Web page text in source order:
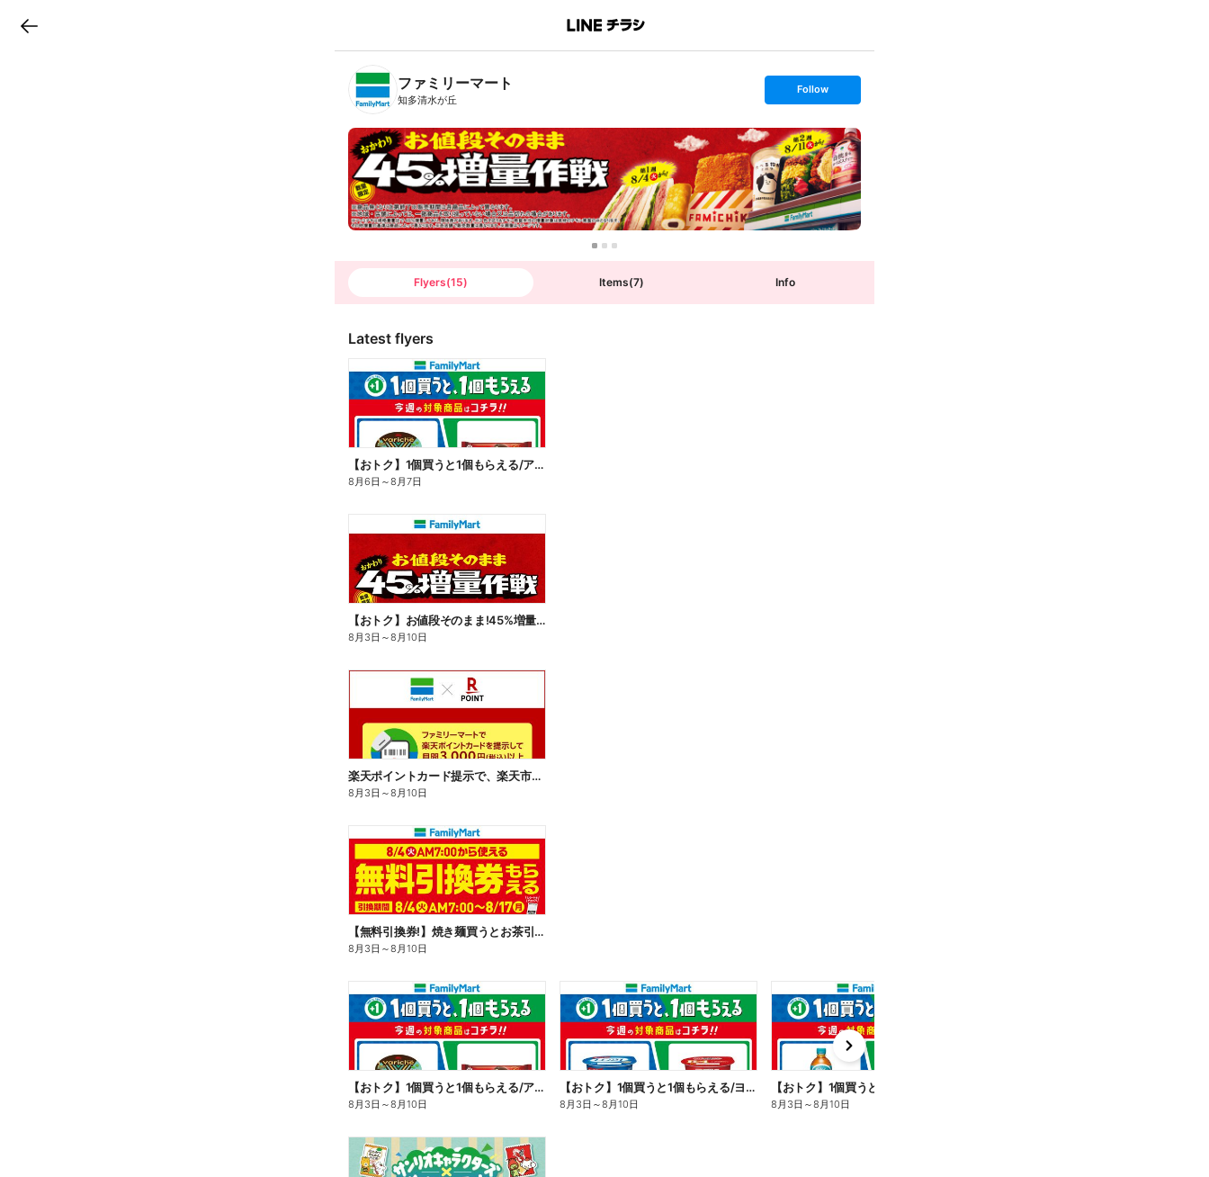
B
n
T
ファミリーマート
知多清水が丘
s
t
o
l
l
o
w
Follow
Flyers(15) Items(7) Info
Latest flyers
【おトク】1個買うと1個もらえる/アイス
8月6日 ～8月7日
【おトク】お値段そのまま!45%増量作戦!
8月3日 ～8月10日
楽天ポイントカード提示で、楽天市場でのお買い物がおトクに!
8月3日 ～8月10日
【無料引換券!】焼き麺買うとお茶引換券貰える!
8月3日 ～8月10日
【おトク】1個買うと1個もらえる/アイス
8月3日 ～8月10日
【おトク】1個買うと1個もらえる/ヨーグルト
8月3日 ～8月10日
【おトク】1個買うと1個もらえる/麦茶
8月3日 ～8月10日
e
x
t